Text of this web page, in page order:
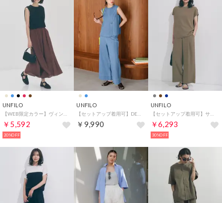
UNFILO
【WEB限定カラー】ヴィンテージシアー ギャザーワイドパンツ （[WEB限定]ブラウン）
￥5,592
20%OFF
UNFILO
【セットアップ着用可】DENIM light マリンパンツ （ブルー）
￥9,990
UNFILO
【セットアップ着用可】サマーセットアップ ワイドパンツ （モカ）
￥6,293
30%OFF